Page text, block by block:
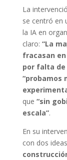
La
se centró en
la IA en
claro: “La
fracasan
por falta de
“probamos
que “sin
escala”.
En su
con dos